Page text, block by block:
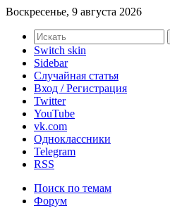
Воскресенье, 9 августа 2026
Switch skin
Sidebar
Случайная статья
Вход / Регистрация
Twitter
YouTube
vk.com
Одноклассники
Telegram
RSS
Поиск по темам
Форум